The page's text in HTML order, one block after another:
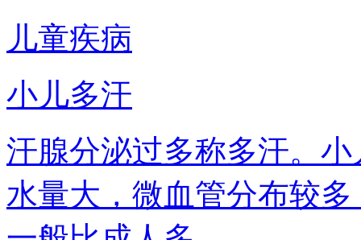
儿童疾病
小儿多汗
汗腺分泌过多称多汗。
水量大，微血管分布较